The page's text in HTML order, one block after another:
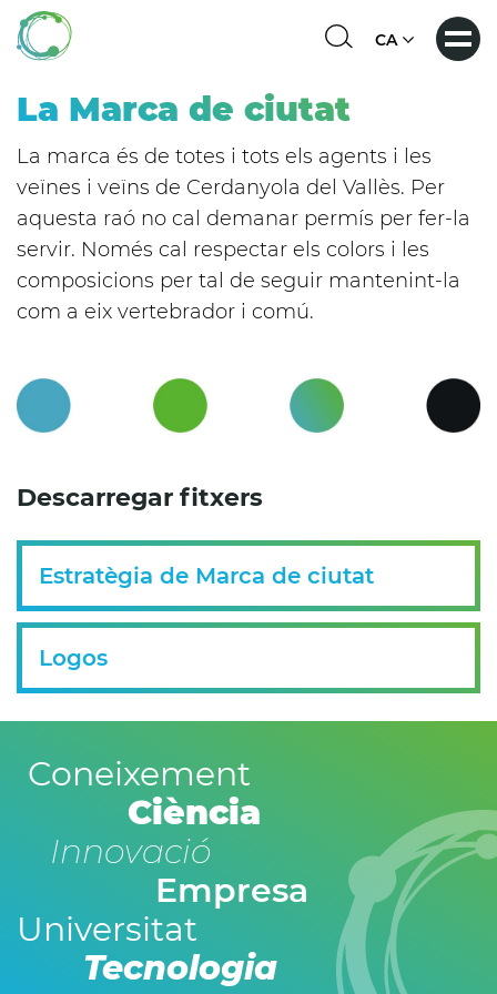
Vés
contingut
Select
La Marca de ciutat
La marca és de totes i tots els agents i les
veïnes i veïns de Cerdanyola del Vallès. Per
aquesta raó no cal demanar permís per fer-la
servir. Només cal respectar els colors i les
composicions per tal de seguir mantenint-la
com a eix vertebrador i comú.
Descarregar fitxers
Estratègia de Marca de ciutat
Logos
Coneixement
Ciència
Innovació
Empresa
Universitat
Tecnologia